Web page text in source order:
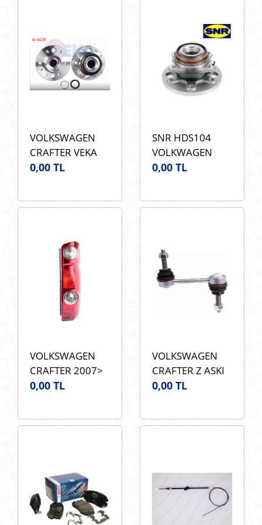
2H6698451
OEM:2H6698151A
VOLKSWAGEN
CRAFTER VEKA
44-4423K ARKA
2E0501171E
0,00 TL
SNR HDS104
VOLKWAGEN
CRAFTER SNR
BILYA OEM
SPRINTER OEM
A9063500249
0,00 TL
VOLKSWAGEN
CRAFTER 2007>
2018 ARKA STOP
0,00 TL
VOLKSWAGEN
CRAFTER Z ASKI
ROTU TRV JTS502
0,00 TL